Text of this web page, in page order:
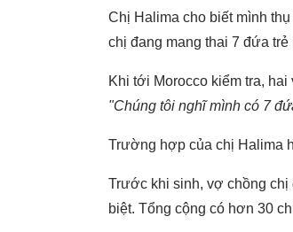
Chị Halima cho biết mình
chị đang mang thai 7 đứa
Khi tới Morocco kiểm tra,
"Chúng tôi nghĩ mình có 7
Trường hợp của chị Halima
Trước khi sinh, vợ chồng
biệt. Tổng cộng có hơn 30